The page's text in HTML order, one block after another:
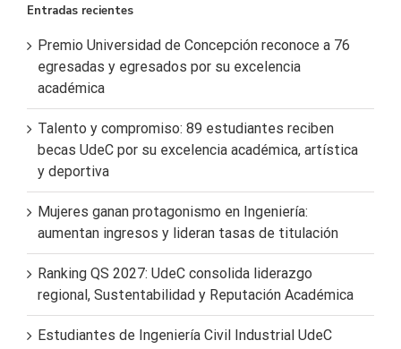
Entradas recientes
Premio Universidad de Concepción reconoce a 76
egresadas y egresados por su excelencia
académica
Talento y compromiso: 89 estudiantes reciben
becas UdeC por su excelencia académica, artística
y deportiva
Mujeres ganan protagonismo en Ingeniería:
aumentan ingresos y lideran tasas de titulación
Ranking QS 2027: UdeC consolida liderazgo
regional, Sustentabilidad y Reputación Académica
Estudiantes de Ingeniería Civil Industrial UdeC